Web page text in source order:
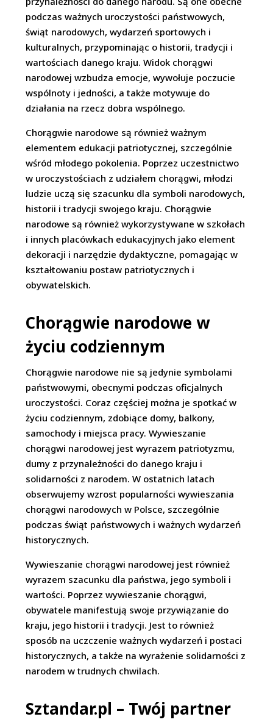
podczas ważnych uroczystości państwowych,
świąt narodowych, wydarzeń sportowych i
kulturalnych, przypominając o historii, tradycji i
wartościach danego kraju. Widok chorągwi
narodowej wzbudza emocje, wywołuje poczucie
wspólnoty i jedności, a także motywuje do
działania na rzecz dobra wspólnego.
Chorągwie narodowe są również ważnym
elementem edukacji patriotycznej, szczególnie
wśród młodego pokolenia. Poprzez uczestnictwo
w uroczystościach z udziałem chorągwi, młodzi
ludzie uczą się szacunku dla symboli narodowych,
historii i tradycji swojego kraju. Chorągwie
narodowe są również wykorzystywane w szkołach
i innych placówkach edukacyjnych jako element
dekoracji i narzędzie dydaktyczne, pomagając w
kształtowaniu postaw patriotycznych i
obywatelskich.
Chorągwie narodowe w
życiu codziennym
Chorągwie narodowe nie są jedynie symbolami
państwowymi, obecnymi podczas oficjalnych
uroczystości. Coraz częściej można je spotkać w
życiu codziennym, zdobiące domy, balkony,
samochody i miejsca pracy. Wywieszanie
chorągwi narodowej jest wyrazem patriotyzmu,
dumy z przynależności do danego kraju i
solidarności z narodem. W ostatnich latach
obserwujemy wzrost popularności wywieszania
chorągwi narodowych w Polsce, szczególnie
podczas świąt państwowych i ważnych wydarzeń
historycznych.
Wywieszanie chorągwi narodowej jest również
wyrazem szacunku dla państwa, jego symboli i
wartości. Poprzez wywieszanie chorągwi,
obywatele manifestują swoje przywiązanie do
kraju, jego historii i tradycji. Jest to również
sposób na uczczenie ważnych wydarzeń i postaci
historycznych, a także na wyrażenie solidarności z
narodem w trudnych chwilach.
Sztandar.pl – Twój partner